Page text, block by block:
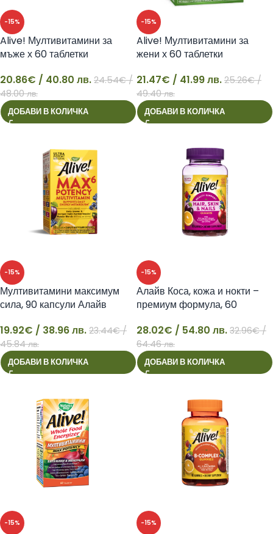
-15%
20
Alive! Мултивитамини за
мъже х 60 таблетки
20.86€ / 40.80 лв. 24.54€/
48.00 лв.
ДОБАВИ В КОЛИЧКА
-15%
21
Alive! Мултивитамини за
жени х 60 таблетки
21.47€ / 41.99 лв. 25.26€/
49.40 лв.
ДОБАВИ В КОЛИЧКА
-15%
19
Мултивитамини максимум
сила, 90 капсули Алайв
19.92€ / 38.96 лв. 23.44€/
45.84 лв.
ДОБАВИ В КОЛИЧКА
-15%
28
Алайв Коса, кожа и нокти –
премиум формула, 60
Way
28.02€ / 54.80 лв. 32.96€/
64.46 лв.
ДОБАВИ В КОЛИЧКА
-15% -15%